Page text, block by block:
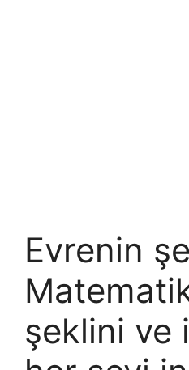
Evrenin
şeklini ve